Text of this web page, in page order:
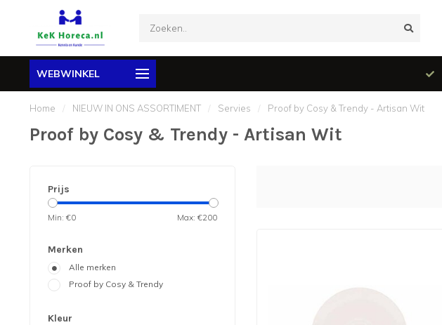
WEBWINKEL
Home / NIEUW IN ONS ASSORTIMENT / Servies / Proof by Cosy & Trendy - Artisan Wit
Proof by Cosy & Trendy - Artisan Wit
Prijs
Min: €0 Max: €200
Merken
Alle merken
Proof by Cosy & Trendy
Kleur